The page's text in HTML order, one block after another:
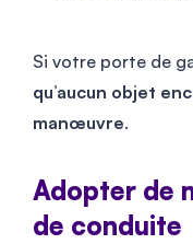
Si votre porte de
qu’aucun objet
manœuvre.
Adopter de
de conduite